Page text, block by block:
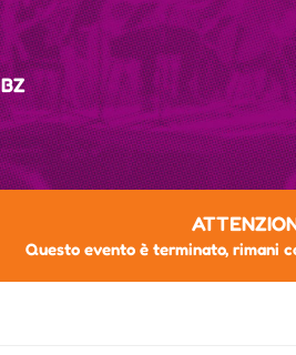
Questo evento è terminato, rimani